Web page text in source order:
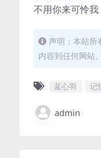
不用你来可怜我
声明：本站所
内容到任何网站
蓝心羽 记
admin